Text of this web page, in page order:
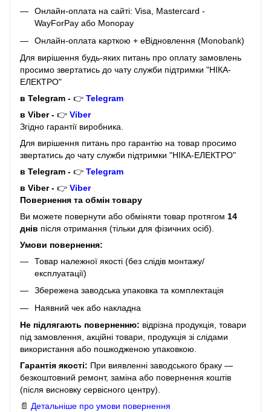
Онлайн-оплата на сайті: Visa, Mastercard -
WayForPay або Monopay
Онлайн-оплата карткою + eВідновлення (Monobank)
Для вирішення будь-яких питань про оплату замовлень
просимо звертатись до чату служби підтримки "НІКА-
ЕЛЕКТРО"
в Telegram - 👉 Telegram
в Viber - 👉 Viber
Згідно гарантії виробника.
Для вирішення питань про гарантію на товар просимо
звертатись до чату служби підтримки "НІКА-ЕЛЕКТРО"
в Telegram - 👉 Telegram
в Viber - 👉 Viber
Повернення та обмін товару
Ви можете повернути або обміняти товар протягом 14
днів після отримання (тільки для фізичних осіб).
Умови повернення:
Товар належної якості (без слідів монтажу/
експлуатації)
Збережена заводська упаковка та комплектація
Наявний чек або накладна
Не підлягають поверненню: відрізна продукція, товари
під замовлення, акційні товари, продукція зі слідами
використання або пошкодженою упаковкою.
Гарантія якості: При виявленні заводського браку —
безкоштовний ремонт, заміна або повернення коштів
(після висновку сервісного центру).
📄 Детальніше про умови повернення